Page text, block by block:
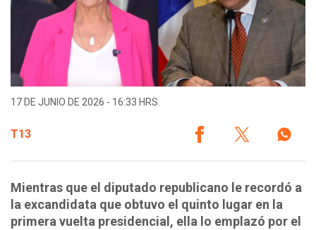
17 DE JUNIO DE 2026 - 16:33 HRS.
T13
Mientras que el diputado republicano le recordó a
la excandidata que obtuvo el quinto lugar en la
primera vuelta presidencial, ella lo emplazó por el